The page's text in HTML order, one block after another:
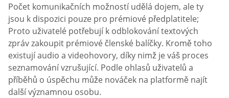
Počet komunikačních možností udělá dojem, ale ty
jsou k dispozici pouze pro prémiové předplatitele;
Proto uživatelé potřebují k odblokování textových
zpráv zakoupit prémiové členské balíčky. Kromě toho
existují audio a videohovory, díky nimž je váš proces
seznamování vzrušující. Podle ohlasů uživatelů a
příběhů o úspěchu může nováček na platformě najít
další významnou osobu.